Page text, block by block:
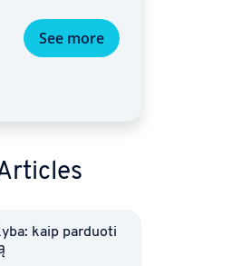
See more
kaip parduoti